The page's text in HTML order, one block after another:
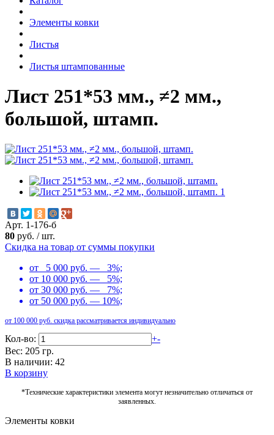
Элементы ковки
Листья
Листья штампованные
Лист 251*53 мм., ≠2 мм.,
большой, штамп.
Арт. 1-176-б
80 руб. /шт.
Скидка на товар от суммы покупки
от 5 000 руб. — 3%;
от 10 000 руб. — 5%;
от 30 000 руб. — 7%;
от 50 000 руб. — 10%;
от 100 000 руб. скидка рассматривается индивидуально
Кол-во: +-
Вес: 205 гр.
В наличии: 42
В корзину
*Технические характеристики элемента могут незначительно отличаться от
заявленных.
Элементы ковки